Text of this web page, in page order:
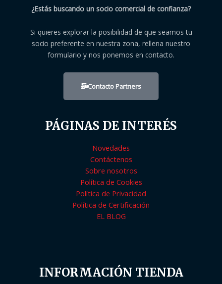
¿Estás buscando un socio comercial de confianza?
Si quieres explorar la posibilidad de que seamos tu
socio preferente en nuestra zona, rellena nuestro
formulario y nos ponemos en contacto.
Contacto Partners
PÁGINAS DE INTERÉS
Novedades
Contáctenos
Sobre nosotros
Política de Cookies
Política de Privacidad
Política de Certificación
EL BLOG
INFORMACIÓN TIENDA